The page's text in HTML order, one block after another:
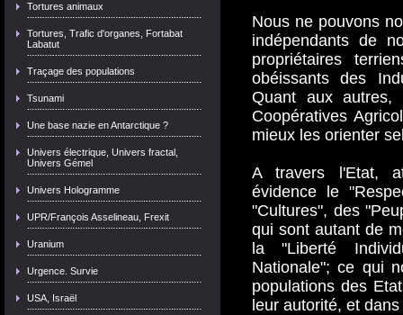
Tortures animaux
Tortures, Trafic d'organes, Fortabat
Labatut
Traçage des populations
Tsunami
Une base nazie en Antarctique ?
Univers électrique, Univers fractal,
Univers Gémel
Univers Hologramme
UPR/François Asselineau, Frexit
Uranium
Urgence. Survie
USA, Israël
Nous ne pouvons
indépendants de
propriétaires
obéissants des
Quant aux autres,
Coopératives
mieux les orienter
A travers l'Etat,
évidence le
"Cultures", des
qui sont autant de
la "Liberté
Nationale"; ce qui
populations des
leur autorité, et